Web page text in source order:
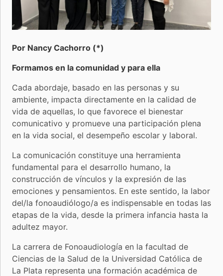
Por Nancy Cachorro (*)
Formamos en la comunidad y para ella
Cada abordaje, basado en las personas y su
ambiente, impacta directamente en la calidad de
vida de aquellas, lo que favorece el bienestar
comunicativo y promueve una participación plena
en la vida social, el desempeño escolar y laboral.
La comunicación constituye una herramienta
fundamental para el desarrollo humano, la
construcción de vínculos y la expresión de las
emociones y pensamientos. En este sentido, la labor
del/la fonoaudiólogo/a es indispensable en todas las
etapas de la vida, desde la primera infancia hasta la
adultez mayor.
La carrera de Fonoaudiología en la facultad de
Ciencias de la Salud de la Universidad Católica de
La Plata representa una formación académica de